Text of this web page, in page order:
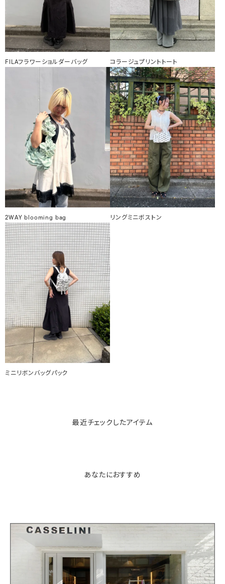
FILAフラワーショルダーバッグ コラージュプリントトート
2WAY blooming bag リングミニボストン
ミニリボンバッグパック
最近チェックしたアイテム
あなたにおすすめ